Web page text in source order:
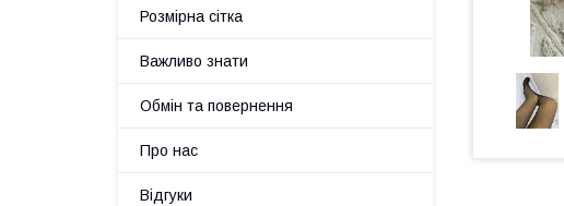
Розмірна сітка
Важливо знати
Обмін та повернення
Про нас
Відгуки